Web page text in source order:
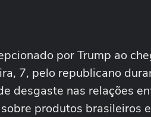
por Trump ao
7, pelo republicano
desgaste nas relações
produtos brasileiros